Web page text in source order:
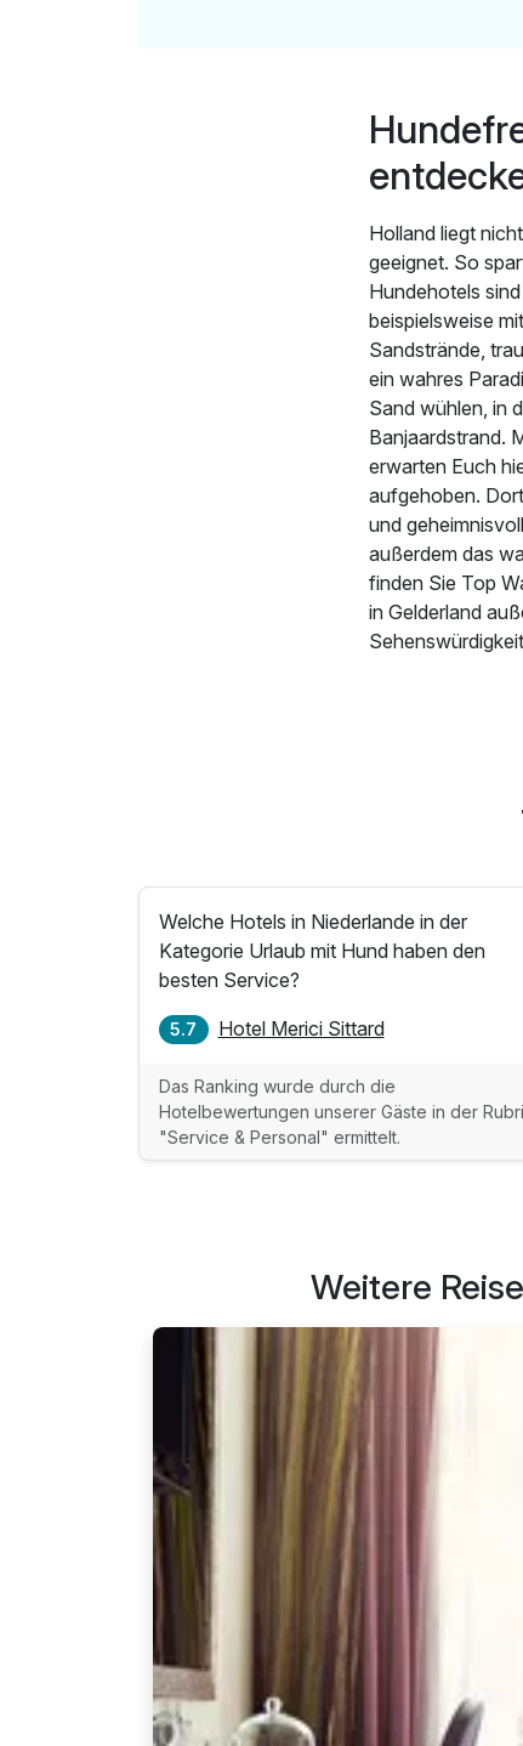
Holland liegt
geeignet. So
Hundehotels
beispielsweise
Sandstrände,
ein wahres
Sand wühlen, in
Banjaardstrand.
erwarten Euch
aufgehoben.
und
außerdem das
finden Sie Top
in Gelderland
Welche Hotels in Niederlande in der
Kategorie Urlaub mit Hund haben den
besten Service?
5.7 Hotel Merici Sittard
Das Ranking wurde durch die
Hotelbewertungen unserer Gäste in der
"Service & Personal" ermittelt.
Weitere